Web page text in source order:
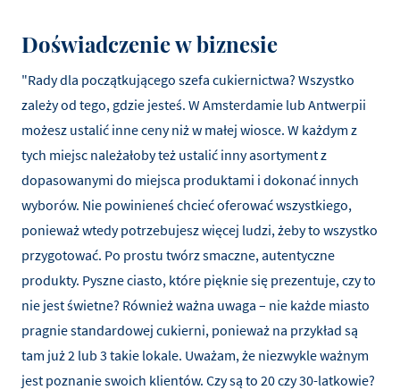
Doświadczenie w biznesie
"Rady dla początkującego szefa cukiernictwa? Wszystko
zależy od tego, gdzie jesteś. W Amsterdamie lub Antwerpii
możesz ustalić inne ceny niż w małej wiosce. W każdym z
tych miejsc należałoby też ustalić inny asortyment z
dopasowanymi do miejsca produktami i dokonać innych
wyborów. Nie powinieneś chcieć oferować wszystkiego,
ponieważ wtedy potrzebujesz więcej ludzi, żeby to wszystko
przygotować. Po prostu twórz smaczne, autentyczne
produkty. Pyszne ciasto, które pięknie się prezentuje, czy to
nie jest świetne? Również ważna uwaga – nie każde miasto
pragnie standardowej cukierni, ponieważ na przykład są
tam już 2 lub 3 takie lokale. Uważam, że niezwykle ważnym
jest poznanie swoich klientów. Czy są to 20 czy 30-latkowie?